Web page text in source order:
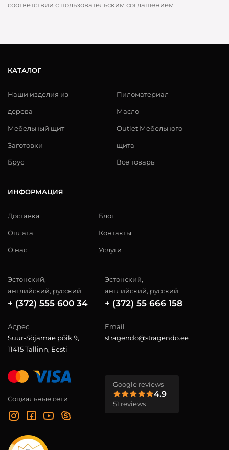
соответствии с пользовательским соглашением
КАТАЛОГ
Наши изделия из
дерева
Мебельный щит
Заготовки
Брус
Пиломатериал
Масло
Outlet Мебельного
щита
Все товары
ИНФОРМАЦИЯ
Доставка
Оплата
О нас
Блог
Контакты
Услуги
Эстонский,
английский, русский
+ (372) 555 600 34
Эстонский,
английский, русский
+ (372) 55 666 158
Адрес
Suur-Sõjamäe põik 9,
11415 Tallinn, Eesti
Email
stragendo@stragendo.ee
Социальные сети
Google reviews
4.9
51 reviews